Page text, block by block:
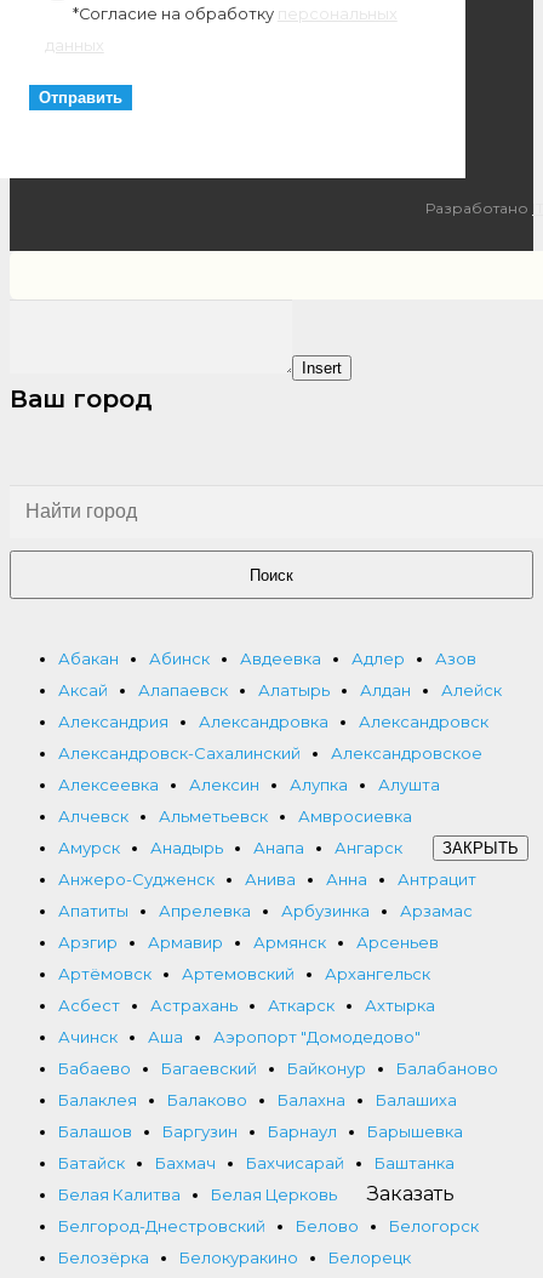
*Согласие на обработку персональных
данных
Разработано
Insert
Ваш город
Поиск
Абакан Абинск Авдеевка Адлер
Азов
Аксай
Алапаевск Алатырь Алдан
Алейск
Александрия
Александровка
Александровск
Александровск-Сахалинский
Александровское
Алексеевка
Алексин Алупка
Алушта
Алчевск
Альметьевск
Амвросиевка
Амурск
Анадырь Анапа
Ангарск
Анжеро-Судженск
Анива Анна
Антрацит
Апатиты
Апрелевка Арбузинка
Арзамас
Арзгир
Армавир Армянск
Арсеньев
Артёмовск
Артемовский
Архангельск
Асбест
Астрахань Аткарск
Ахтырка
Ачинск
Аша
Аэропорт "Домодедово"
Бабаево
Багаевский Байконур
Балабаново
Балаклея
Балаково Балахна
Балашиха
Балашов
Баргузин Барнаул
Барышевка
Батайск
Бахмач Бахчисарай
Баштанка
Белая Калитва
Белая Церковь
Белгород-Днестровский
Белово
Белогорск
Белозёрка
Белокуракино
Белорецк
ЗАКРЫТЬ
Заказать